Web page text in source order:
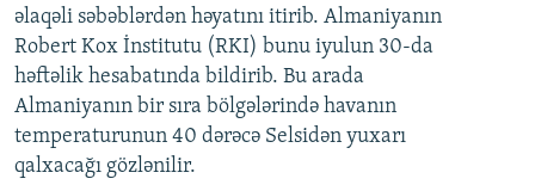
əlaqəli səbəblərdən həyatını itirib. Almaniyanın
Robert Kox İnstitutu (RKI) bunu iyulun 30-da
həftəlik hesabatında bildirib. Bu arada
Almaniyanın bir sıra bölgələrində havanın
temperaturunun 40 dərəcə Selsidən yuxarı
qalxacağı gözlənilir.